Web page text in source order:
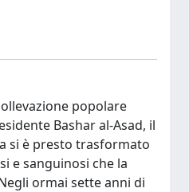
popolare
Bashar al-Asad, il
si è presto trasformato
e sanguinosi che la
ormai sette anni di